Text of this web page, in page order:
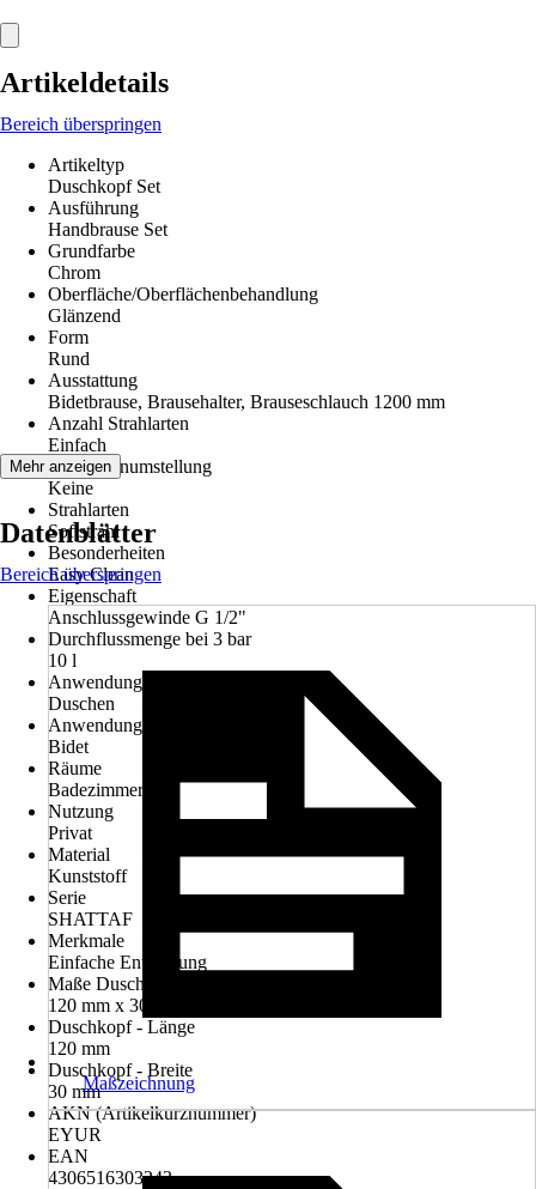
Artikeldetails
Bereich überspringen
Artikeltyp
Duschkopf Set
Ausführung
Handbrause Set
Grundfarbe
Chrom
Oberfläche/Oberflächenbehandlung
Glänzend
Form
Rund
Ausstattung
Bidetbrause, Brausehalter, Brauseschlauch 1200 mm
Anzahl Strahlarten
Einfach
Strahlartenumstellung
Keine
Strahlarten
Softstrahl
Besonderheiten
Easy Clean
Eigenschaft
Anschlussgewinde G 1/2"
Durchflussmenge bei 3 bar
10 l
Anwendung
Duschen
Anwendungsbereich
Bidet
Räume
Badezimmer
Nutzung
Privat
Material
Kunststoff
Serie
SHATTAF
Merkmale
Einfache Entkalkung
Maße Duschkopf (LxB)
120 mm x 30 mm
Duschkopf - Länge
120 mm
Duschkopf - Breite
30 mm
AKN (Artikelkurznummer)
EYUR
EAN
4306516303243
Mehr anzeigen
Datenblätter
Bereich überspringen
Maßzeichnung